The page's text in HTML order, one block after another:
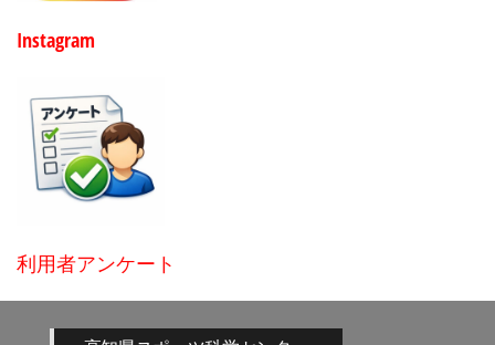
Instagram
利用者アンケート